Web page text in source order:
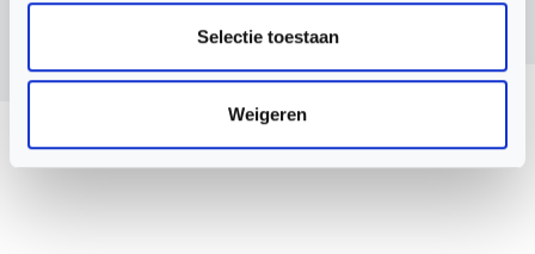
Selectie toestaan
Weigeren